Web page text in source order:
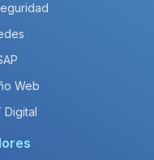
Web
Digital